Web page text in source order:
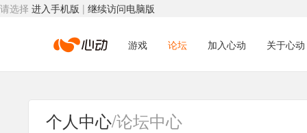
请选择 进入手机版 | 继续访问电脑版
心
动
游戏 论坛 加入心动 关于心动
个人中心/论坛中心